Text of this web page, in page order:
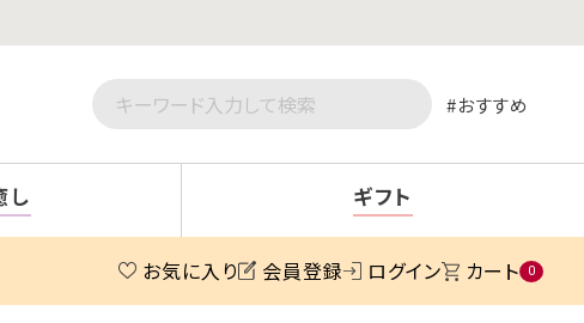
おすすめ
し ギフト
お気に入り 会員登録 ログイン カート 0